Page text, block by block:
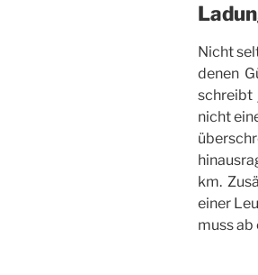
Nicht
denen
schreibt
nicht
km.
einer
muss